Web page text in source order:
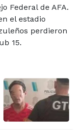
Federal de AFA.
el estadio
perdieron
15.